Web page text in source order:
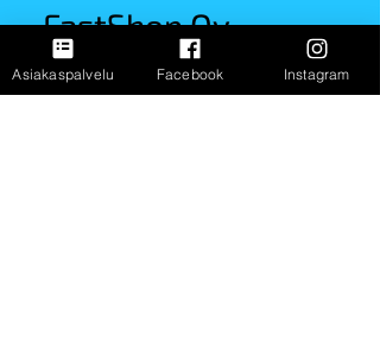
FastShop Oy
3237108-4
Asiakaspalvelu Facebook Instagram